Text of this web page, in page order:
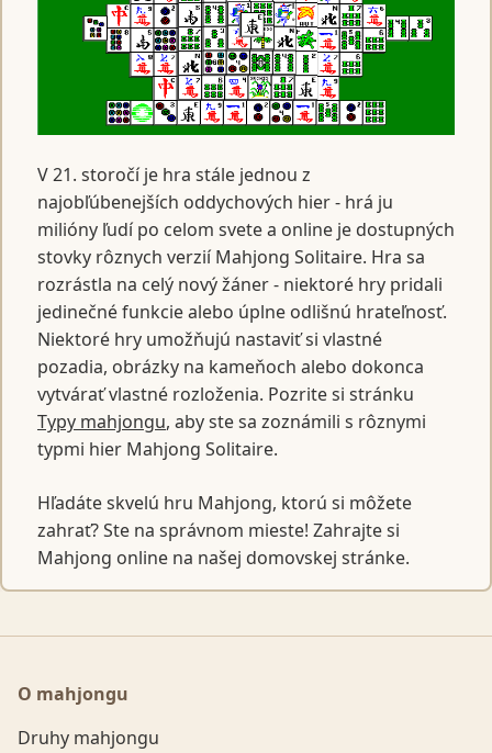
V 21. storočí je hra stále jednou z
najobľúbenejších oddychových hier - hrá ju
milióny ľudí po celom svete a online je dostupných
stovky rôznych verzií Mahjong Solitaire. Hra sa
rozrástla na celý nový žáner - niektoré hry pridali
jedinečné funkcie alebo úplne odlišnú hrateľnosť.
Niektoré hry umožňujú nastaviť si vlastné
pozadia, obrázky na kameňoch alebo dokonca
vytvárať vlastné rozloženia. Pozrite si stránku
Typy mahjongu, aby ste sa zoznámili s rôznymi
typmi hier Mahjong Solitaire.
Hľadáte skvelú hru Mahjong, ktorú si môžete
zahrať? Ste na správnom mieste! Zahrajte si
Mahjong online na našej domovskej stránke.
O mahjongu
Druhy mahjongu